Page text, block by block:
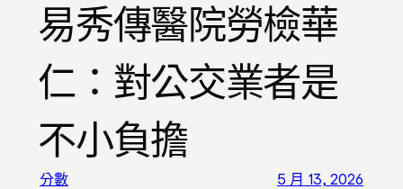
易秀傳醫院勞檢華
仁：對公交業者是
不小負擔
分數 5 月 13, 2026